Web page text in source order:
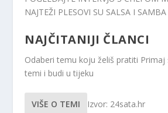
NAJTEŽI PLESOVI SU SALSA I SAMBA
NAJČITANIJI ČLANCI
Odaberi temu koju želiš pratiti Primaj
temi i budi u tijeku
VIŠE O TEMI Izvor: 24sata.hr